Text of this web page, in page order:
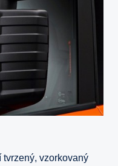
tvrzený, vzorkovaný